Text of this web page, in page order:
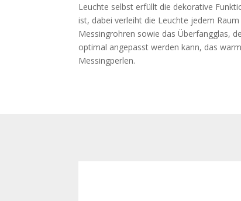
Leuchte selbst erfüllt die dekorative
ist, dabei verleiht die Leuchte jedem
Messingrohren sowie das Überfangglas,
optimal angepasst werden kann, das
Messingperlen.